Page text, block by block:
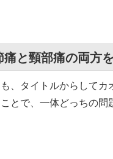
痛と頸部痛の両方
、タイトルからしてカ
とで、一体どっちの